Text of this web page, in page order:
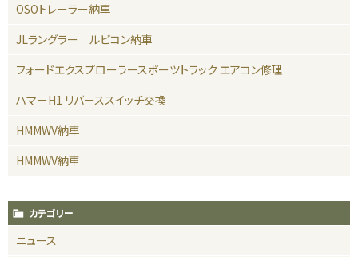
OSOトレーラー納車
JLラングラー ルビコン納車
フォードエクスプローラースポーツトラック エアコン修理
ハマーH1 リバーススイッチ交換
HMMWV納車
HMMWV納車
カテゴリー
ニュース